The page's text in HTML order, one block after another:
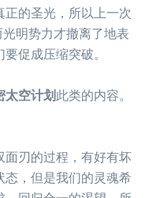
的圣光，所以上一次
明势力才撤离了地表
促成压缩突破。
太空计划 此类的内容。
面刃的过程，有好有坏
态，但是我们的灵魂希